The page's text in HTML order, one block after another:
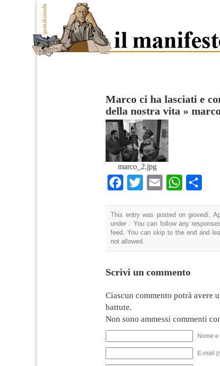
Marco ci ha lasciati e
della nostra vita »
marco_2.jpg
Facebook
Twitter
Email
This entry was posted on giovedì,
under . You can follow any
feed. You can skip to the end and
not allowed.
Scrivi un commento
Ciascun commento potrà avere
battute.
Non sono ammessi commenti
Nome
E-mail